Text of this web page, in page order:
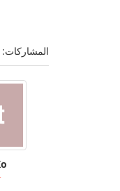
المشاركات: